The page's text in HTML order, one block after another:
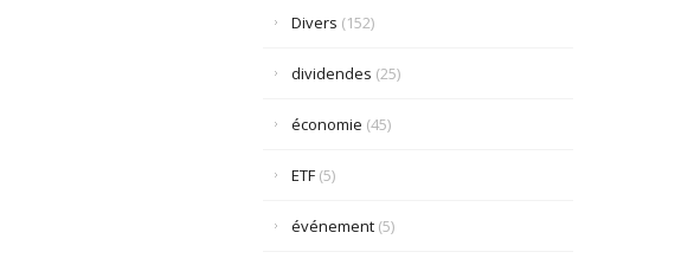
Divers (152)
dividendes (25)
économie (45)
ETF(5)
événement(5)